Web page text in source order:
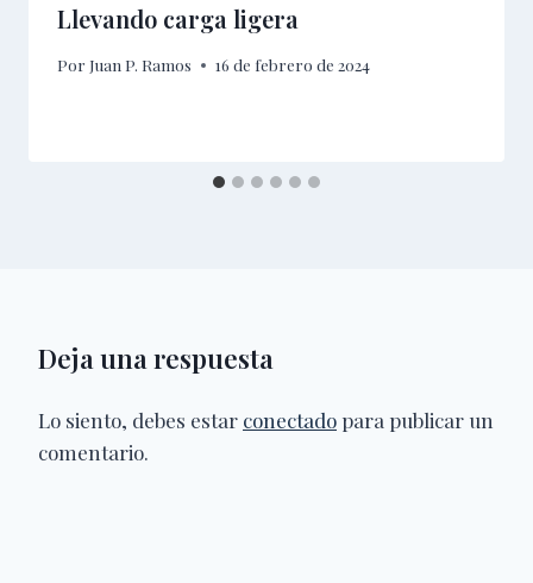
Llevando carga ligera
Por Juan P. Ramos 16 de febrero de 2024
Deja una respuesta
Lo siento, debes estar conectado para publicar un
comentario.